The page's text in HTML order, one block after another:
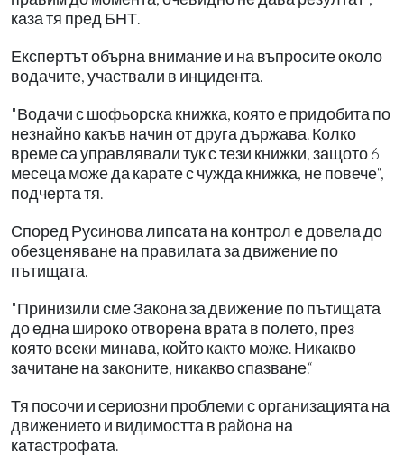
каза тя пред БНТ.
Експертът обърна внимание и на въпросите около
водачите, участвали в инцидента.
"Водачи с шофьорска книжка, която е придобита по
незнайно какъв начин от друга държава. Колко
време са управлявали тук с тези книжки, защото 6
месеца може да карате с чужда книжка, не повече“,
подчерта тя.
Според Русинова липсата на контрол е довела до
обезценяване на правилата за движение по
пътищата.
"Принизили сме Закона за движение по пътищата
до една широко отворена врата в полето, през
която всеки минава, който както може. Никакво
зачитане на законите, никакво спазване.“
Тя посочи и сериозни проблеми с организацията на
движението и видимостта в района на
катастрофата.